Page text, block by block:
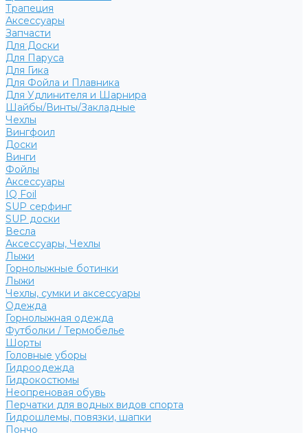
Трапеция
Аксессуары
Запчасти
Для Доски
Для Паруса
Для Гика
Для Фойла и Плавника
Для Удлинителя и Шарнира
Шайбы/Винты/Закладные
Чехлы
Вингфоил
Доски
Винги
Фойлы
Аксессуары
IQ Foil
SUP серфинг
SUP доски
Весла
Аксессуары, Чехлы
Лыжи
Горнолыжные ботинки
Лыжи
Чехлы, сумки и аксессуары
Одежда
Горнолыжная одежда
Футболки / Термобелье
Шорты
Головные уборы
Гидроодежда
Гидрокостюмы
Неопреновая обувь
Перчатки для водных видов спорта
Гидрошлемы, повязки, шапки
Пончо